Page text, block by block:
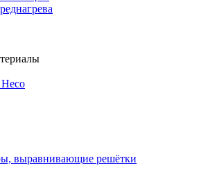
выравнивающие решётки